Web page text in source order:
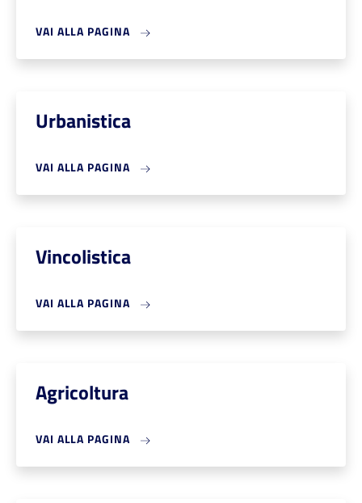
VAI ALLA PAGINA
Urbanistica
VAI ALLA PAGINA
Vincolistica
VAI ALLA PAGINA
Agricoltura
VAI ALLA PAGINA